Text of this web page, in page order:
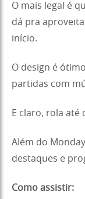
O mais legal é
dá pra
início.
O design é
partidas com
E claro, rola
Além do
destaques e
Como assistir: